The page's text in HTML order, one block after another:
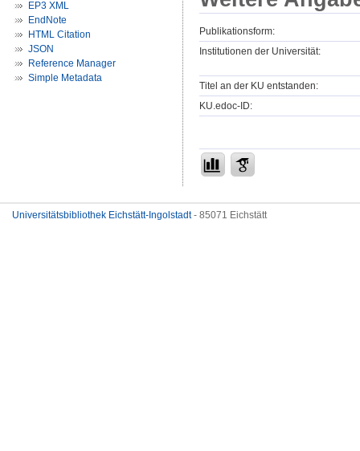
EP3 XML
EndNote
HTML Citation
JSON
Reference Manager
Simple Metadata
Publikationsform:
Institutionen der Universität:
Titel an der KU entstanden:
KU.edoc-ID:
Universitätsbibliothek Eichstätt-Ingolstadt- 85071 Eichstätt